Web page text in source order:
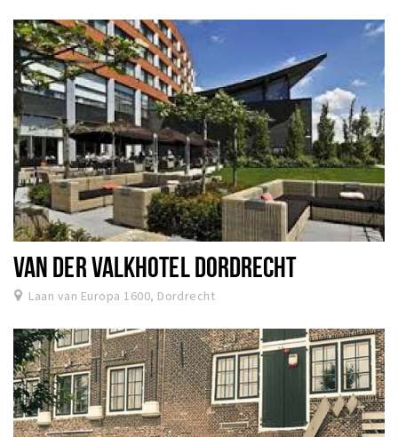
VAN DER VALKHOTEL DORDRECHT
Laan van Europa 1600, Dordrecht